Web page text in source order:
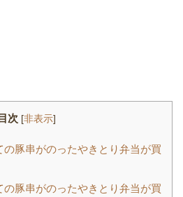
目次 [非表示]
の豚串がのったやきとり弁当が買
の豚串がのったやきとり弁当が買